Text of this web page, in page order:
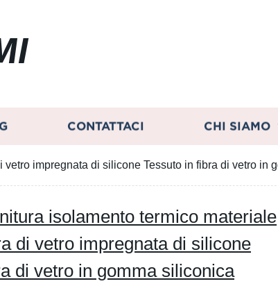
CONTATTACI CHI SIAMO
impregnata di silicone Tessuto in fibra di vetro in
isolamento termico materiale
di vetro impregnata di silicone
di vetro in gomma siliconica